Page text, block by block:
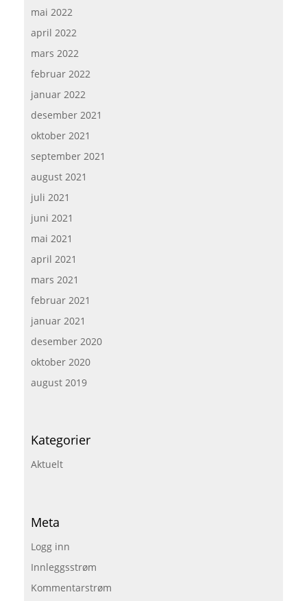
mai 2022
april 2022
mars 2022
februar 2022
januar 2022
desember 2021
oktober 2021
september 2021
august 2021
juli 2021
juni 2021
mai 2021
april 2021
mars 2021
februar 2021
januar 2021
desember 2020
oktober 2020
august 2019
Kategorier
Aktuelt
Meta
Logg inn
Innleggsstrøm
Kommentarstrøm